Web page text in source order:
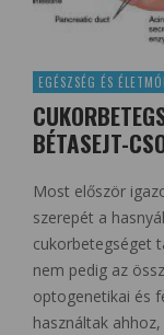
EGÉSZSÉG ÉS
BÉTASEJT-
Most először
szerepét a
cukorbetegséget
nem pedig az
optogenetikai és
használtak